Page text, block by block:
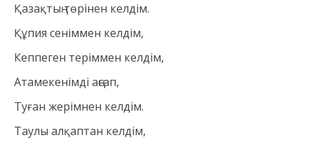
Қазақтың төрінен келдім.
Құпия сеніммен келдім,
Кеппеген теріммен келдім,
Атамекенімді аңсап,
Туған жерімнен келдім.
Таулы алқаптан келдім,